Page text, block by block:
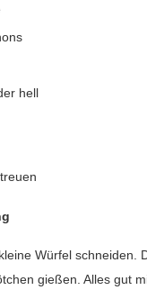
hell
Würfel schneiden.
gießen. Alles gut